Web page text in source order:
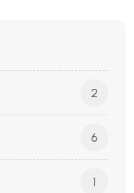
2
6
1